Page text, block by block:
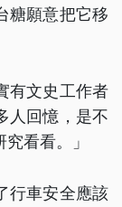
糖願意把它移
有文史工作者
人回憶，是不
看看。」
行車安全應該